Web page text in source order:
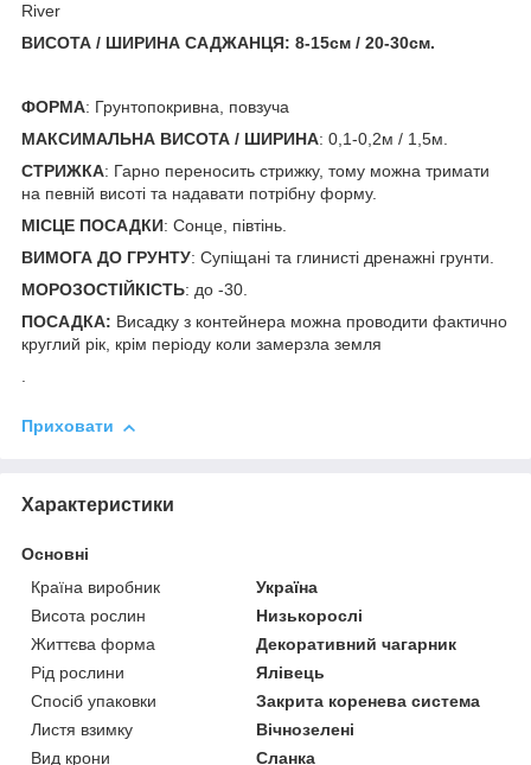
River
ВИСОТА / ШИРИНА САДЖАНЦЯ: 8-15см / 20-30см.
ФОРМА: Грунтопокривна, повзуча
МАКСИМАЛЬНА ВИСОТА / ШИРИНА: 0,1-0,2м / 1,5м.
СТРИЖКА: Гарно переносить стрижку, тому можна тримати
на певній висоті та надавати потрібну форму.
МІСЦЕ ПОСАДКИ: Сонце, півтінь.
ВИМОГА ДО ГРУНТУ: Супіщані та глинисті дренажні грунти.
МОРОЗОСТІЙКІСТЬ: до -30.
ПОСАДКА: Висадку з контейнера можна проводити фактично
круглий рік, крім періоду коли замерзла земля
.
Приховати
Характеристики
Основні
Країна виробник
Україна
Висота рослин
Низькорослі
Життєва форма
Декоративний чагарник
Рід рослини
Ялівець
Спосіб упаковки
Закрита коренева система
Листя взимку
Вічнозелені
Вид крони
Сланка